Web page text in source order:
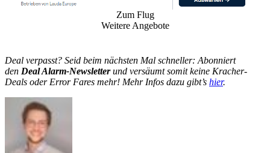
Zum Flug
Weitere Angebote
Deal verpasst? Seid beim nächsten Mal schneller: Abonniert
den Deal Alarm-Newsletterund versäumt somit keine Kracher-
Deals oder Error Fares mehr! Mehr Infos dazu gibt’s hier.